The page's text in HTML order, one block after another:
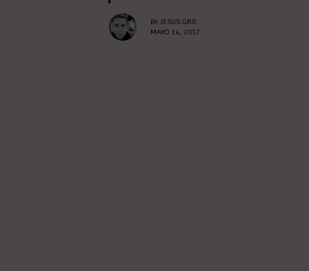
BY JESUS GR0
MAYO 14, 2017